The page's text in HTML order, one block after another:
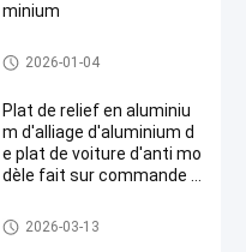
minium
Plat à carreaux en aluminium
2026-01-04
Plat de relief en aluminiu
m d'alliage d'aluminium d
e plat de voiture d'anti mo
dèle fait sur commande d
Feuille en aluminium de relief
2026-03-13